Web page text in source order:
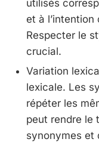
utilisés
et à
Respecter le
crucial.
Variation
lexicale. Les
répéter les
peut rendre le
synonymes et